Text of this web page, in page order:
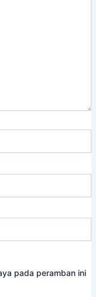
pada peramban ini